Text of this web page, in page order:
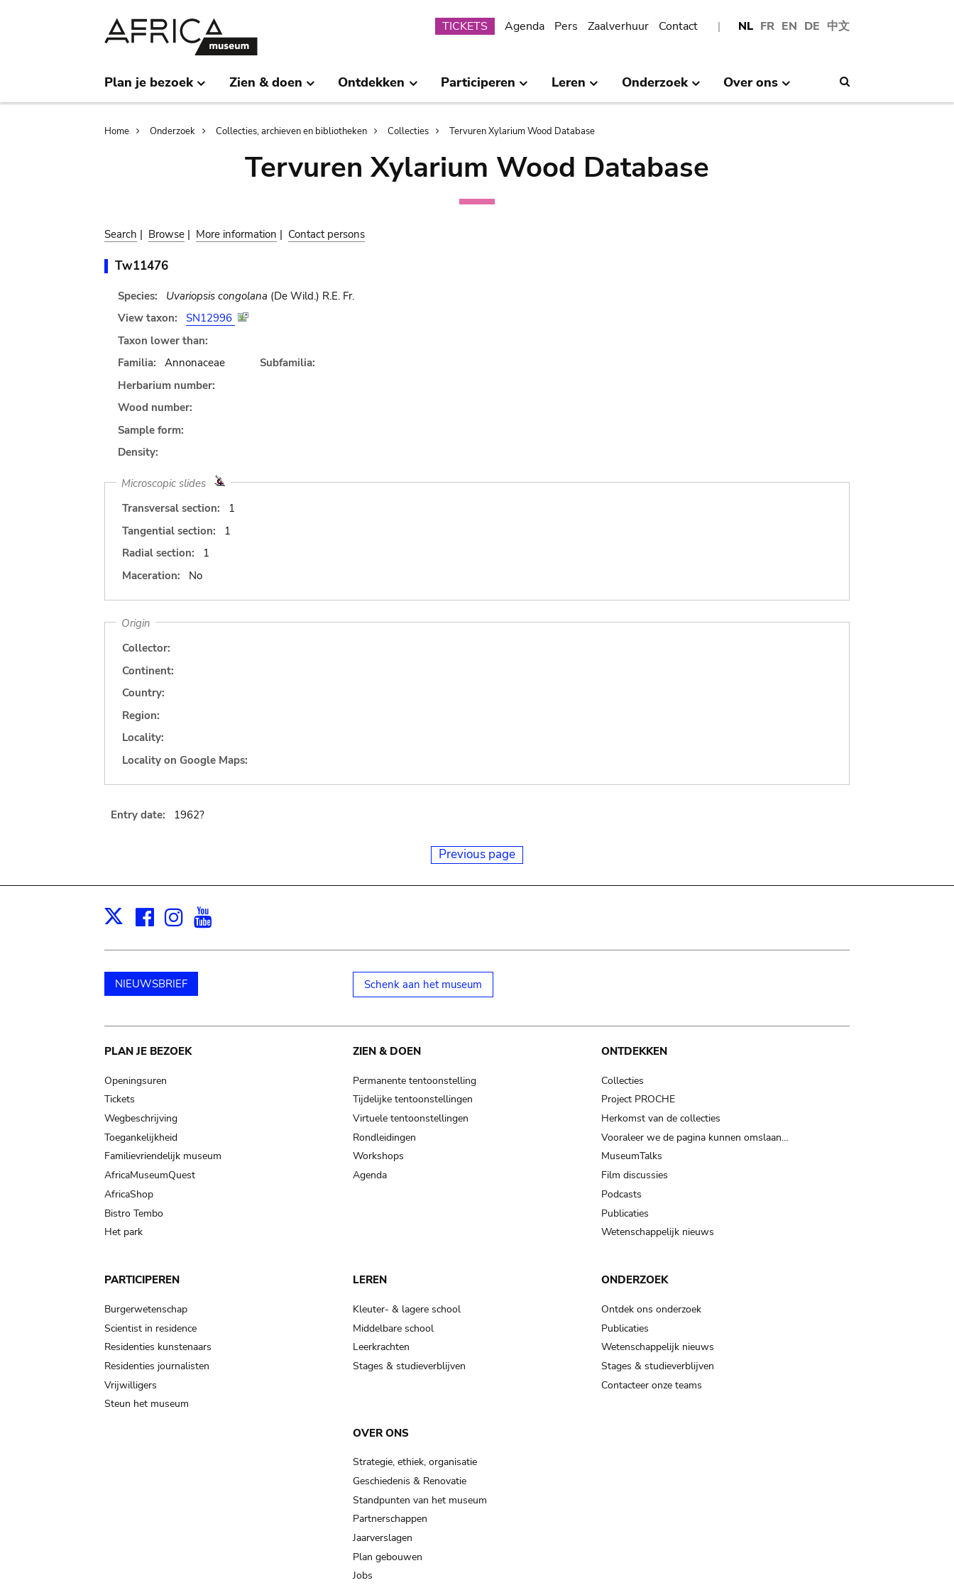
NL FR EN DE 中文
Submenu
TICKETS Agenda Pers Zaalverhuur Contact
Plan je bezoek Zien & doen Ontdekken Participeren Leren Onderzoek Over ons
Breadcrumb
Home Onderzoek Collecties, archieven en bibliotheken Collecties Tervuren Xylarium Wood Database
Tervuren Xylarium Wood Database
Search | Browse | More information | Contact persons
Tw11476
Species: Uvariopsis congolana (De Wild.) R.E. Fr.
View taxon:
SN12996
Taxon lower than:
Familia:
Annonaceae
Subfamilia:
Herbarium number:
Wood number:
Sample form:
Density:
Microscopic slides
Transversal section:
1
Tangential section:
1
Radial section:
1
Maceration:
No
Origin
Collector:
Continent:
Country:
Region:
Locality:
Locality on Google Maps:
Entry date: 1962?
Previous page
X Facebook
Instagram
NIEUWSBRIEF Schenk aan het museum
Main
navigation
PLAN JE BEZOEK
Openingsuren
Tickets
Wegbeschrijving
Toegankelijkheid
Familievriendelijk museum
AfricaMuseumQuest
AfricaShop
Bistro Tembo
Het park
ZIEN & DOEN
Permanente tentoonstelling
Tijdelijke tentoonstellingen
Virtuele tentoonstellingen
Rondleidingen
Workshops
Agenda
ONTDEKKEN
Collecties
Project PROCHE
Herkomst van de collecties
Vooraleer we de pagina kunnen omslaan…
MuseumTalks
Film discussies
Podcasts
Publicaties
Wetenschappelijk nieuws
PARTICIPEREN
Burgerwetenschap
Scientist in residence
Residenties kunstenaars
Residenties journalisten
Vrijwilligers
Steun het museum
LEREN
Kleuter- & lagere school
Middelbare school
Leerkrachten
Stages & studieverblijven
ONDERZOEK
Ontdek ons onderzoek
Publicaties
Wetenschappelijk nieuws
Stages & studieverblijven
Contacteer onze teams
OVER ONS
Strategie, ethiek, organisatie
Geschiedenis & Renovatie
Standpunten van het museum
Partnerschappen
Jaarverslagen
Plan gebouwen
Jobs